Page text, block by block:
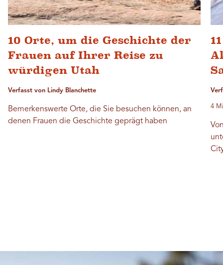
10 Orte, um die Geschichte der
Frauen auf Ihrer Reise zu
würdigen Utah
Verfasst von Lindy Blanchette
Bemerkenswerte Orte, die Sie besuchen können, an
denen Frauen die Geschichte geprägt haben
4